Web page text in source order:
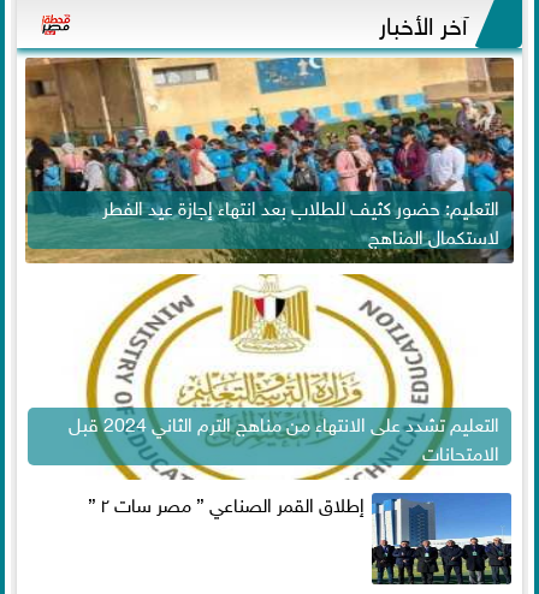
آخر الأخبار
التعليم: حضور كثيف للطلاب بعد انتهاء إجازة عيد الفطر
لاستكمال المناهج
التعليم تشدد على الانتهاء من مناهج الترم الثاني 2024 قبل
الامتحانات
إطلاق القمر الصناعي ” مصر سات ٢ ”